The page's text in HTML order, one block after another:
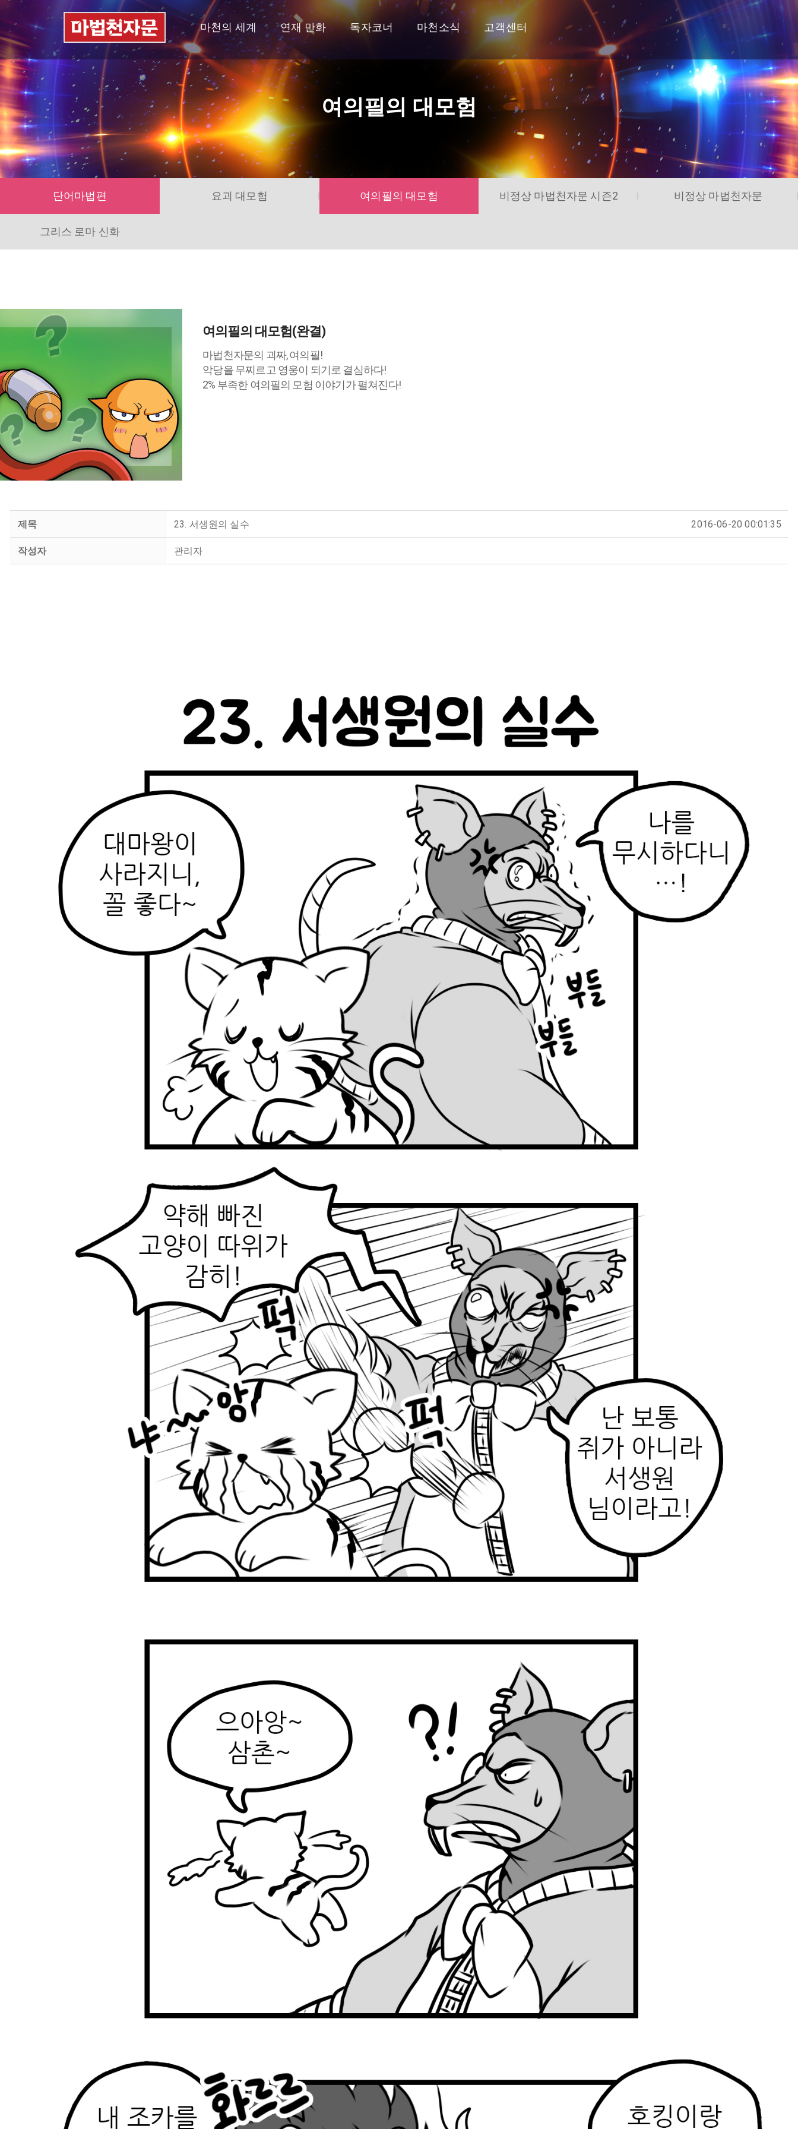
마천의 세계 연재 만화 독자코너 마천소식 고객센터
여의필의 대모험
단어마법편 요괴 대모험 여의필의 대모험 비정상 마법천자문 시즌2 비정상 마법천자문
그리스 로마 신화
여의필의 대모험(완결)
마법천자문의 괴짜, 여의필!
악당을 무찌르고 영웅이 되기로 결심하다!
2% 부족한 여의필의 모험 이야기가 펼쳐진다!
제목 23. 서생원의 실수 2016-06-20 00:01:35
작성자 관리자